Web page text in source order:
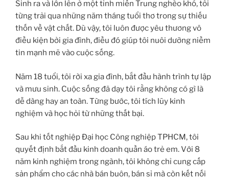
Sinh ra và lớn lên ở một tỉnh miền Trung nghèo khó, tôi
từng trải qua những năm tháng tuổi thơ trong sự thiếu
thốn về vật chất. Dù vậy, tôi luôn được yêu thương vô
điều kiện bởi gia đình, điều đó giúp tôi nuôi dưỡng niềm
tin mạnh mẽ vào cuộc sống.
Năm 18 tuổi, tôi rời xa gia đình, bắt đầu hành trình tự lập
và mưu sinh. Cuộc sống đã dạy tôi rằng không có gì là
dễ dàng hay an toàn. Từng bước, tôi tích lũy kinh
nghiệm và học hỏi từ những thất bại.
Sau khi tốt nghiệp Đại học Công nghiệp TPHCM, tôi
quyết định bắt đầu kinh doanh quần áo trẻ em. Với 8
năm kinh nghiệm trong ngành, tôi không chỉ cung cấp
sản phẩm cho các nhà bán buôn, bán sỉ mà còn kết nối